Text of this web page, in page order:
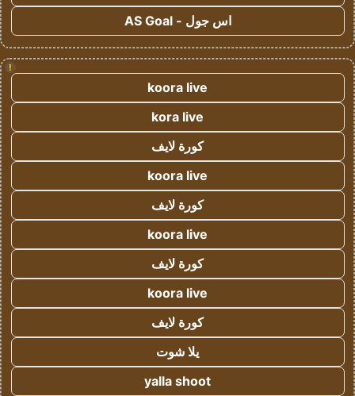
اس جول - AS Goal
!
koora live
kora live
كورة لايف
koora live
كورة لايف
koora live
كورة لايف
koora live
كورة لايف
يلا شوت
yalla shoot